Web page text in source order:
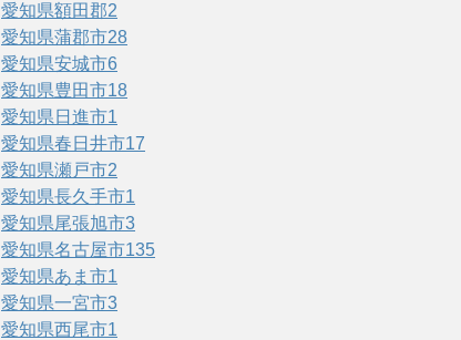
愛知県額田郡2
愛知県蒲郡市28
愛知県安城市6
愛知県豊田市18
愛知県日進市1
愛知県春日井市17
愛知県瀬戸市2
愛知県長久手市1
愛知県尾張旭市3
愛知県名古屋市135
愛知県あま市1
愛知県一宮市3
愛知県西尾市1